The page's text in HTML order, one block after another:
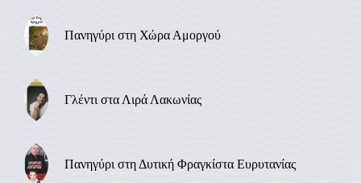
Πανηγύρι στη Χώρα Αμοργού
Γλέντι στα Λιρά Λακωνίας
Πανηγύρι στη Δυτική Φραγκίστα Ευρυτανίας